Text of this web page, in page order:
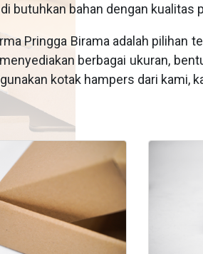
butuhkan bahan dengan kualitas
Pringga Birama adalah pilihan
berbagai ukuran,
kotak hampers dari kami,